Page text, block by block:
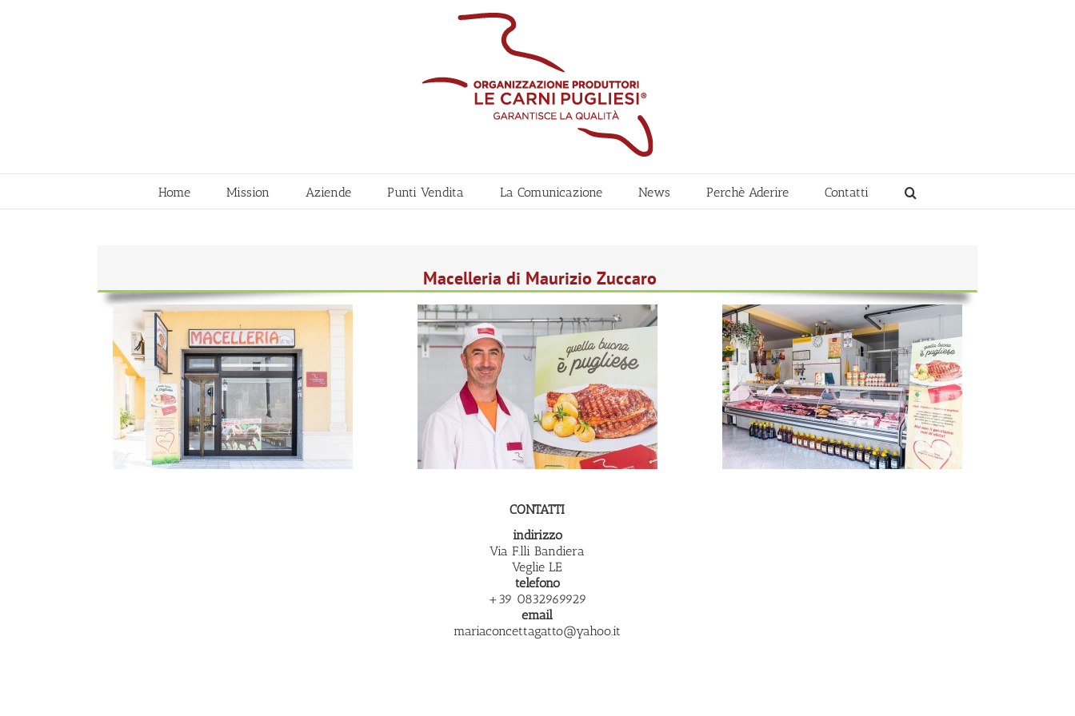
Home Mission Aziende Punti Vendita La Comunicazione News Perchè Aderire Contatti
Macelleria di Maurizio Zuccaro
CONTATTI
indirizzo
Via F.lli Bandiera
Veglie LE
telefono
+39 0832969929
email
mariaconcettagatto@yahoo.it